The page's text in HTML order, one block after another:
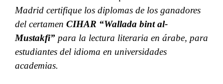
Madrid certifique los diplomas de los ganadores
del certamen CIHAR “Wallada bint al-
Mustakfi” para la lectura literaria en árabe, para
estudiantes del idioma en universidades
academias.